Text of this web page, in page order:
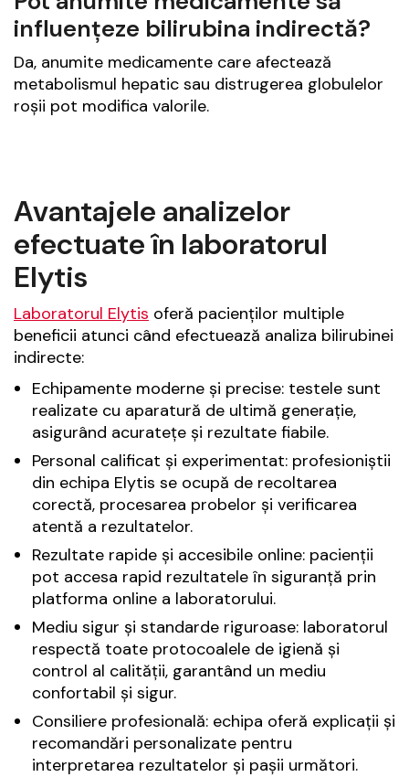
influențeze bilirubina indirectă?
Da, anumite medicamente care afectează
metabolismul hepatic sau distrugerea globulelor
roșii pot modifica valorile.
Avantajele analizelor
efectuate în laboratorul
Elytis
Laboratorul Elytis oferă pacienților multiple
beneficii atunci când efectuează analiza bilirubinei
indirecte:
Echipamente moderne și precise: testele sunt
realizate cu aparatură de ultimă generație,
asigurând acuratețe și rezultate fiabile.
Personal calificat și experimentat: profesioniștii
din echipa Elytis se ocupă de recoltarea
corectă, procesarea probelor și verificarea
atentă a rezultatelor.
Rezultate rapide și accesibile online: pacienții
pot accesa rapid rezultatele în siguranță prin
platforma online a laboratorului.
Mediu sigur și standarde riguroase: laboratorul
respectă toate protocoalele de igienă și
control al calității, garantând un mediu
confortabil și sigur.
Consiliere profesională: echipa oferă explicații și
recomandări personalizate pentru
interpretarea rezultatelor și pașii următori.